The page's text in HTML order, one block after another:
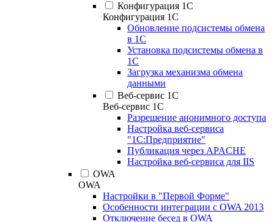
Конфигурация 1С
Конфигурация 1С
Обновление подсистемы обмена
в 1С
Установка подсистемы обмена в
1С
Загрузка механизма обмена
данными
Веб-сервис 1С
Веб-сервис 1С
Разрешение анонимного доступа
Настройка веб-сервиса
"1С:Предприятие"
Публикация через APACHE
Настройка веб-сервиса для IIS
OWA
OWA
Настройки в "Первой Форме"
Особенности интеграции с OWA 2013
Отключение бесед в OWA